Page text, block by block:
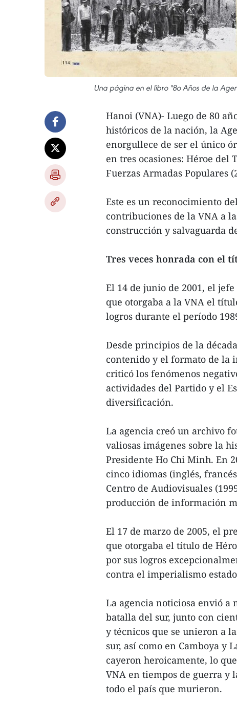
Una página en el libro "8o Años de la
Hanoi (VNA)- Luego de 80
históricos de la nación, la
enorgullece de ser el único
en tres ocasiones: Héroe del
Fuerzas Armadas Populares
Este es un reconocimiento
contribuciones de la VNA a
construcción y salvaguarda
Tres veces honrada con el
El 14 de junio de 2001, el
que otorgaba a la VNA el
logros durante el período
Desde principios de la
contenido y el formato de la
criticó los fenómenos
actividades del Partido y el
diversificación.
La agencia creó un archivo
valiosas imágenes sobre la
Presidente Ho Chi Minh. En
cinco idiomas (inglés,
Centro de Audiovisuales
producción de información
El 17 de marzo de 2005, el
que otorgaba el título de
por sus logros
contra el imperialismo
La agencia noticiosa envió a
batalla del sur, junto con
y técnicos que se unieron a
sur, así como en Camboya y
cayeron heroicamente, lo
VNA en tiempos de guerra y
todo el país que murieron.